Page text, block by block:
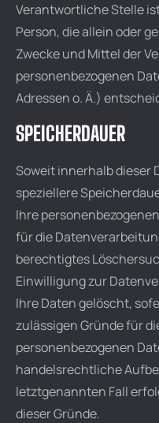
Verantwortliche Stelle
Person, die allein oder
Zwecke und Mittel der
personenbezogenen
Adressen o. Ä.)
SPEICHERDAUER
Soweit innerhalb dieser
speziellere
Ihre
für die
berechtigtes
Einwilligung zur
Ihre Daten gelöscht,
zulässigen Gründe für
personenbezogenen
handelsrechtliche
letztgenannten Fall
dieser Gründe.